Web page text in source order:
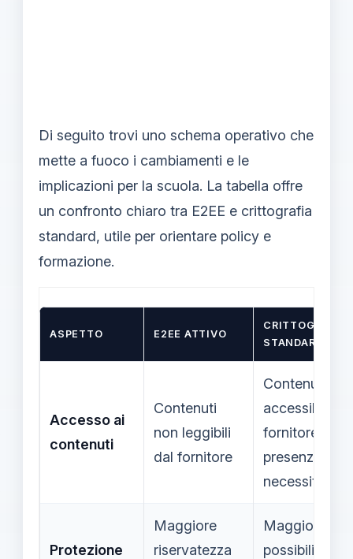
Di seguito trovi uno schema operativo che
mette a fuoco i cambiamenti e le
implicazioni per la scuola. La tabella offre
un confronto chiaro tra E2EE e crittografia
standard, utile per orientare policy e
formazione.
ASPETTO E2EE ATTIVO
CRITTOGRAFIA
STANDARD
Accesso ai
contenuti
Contenuti
non leggibili
dal fornitore
Contenuti
accessibili al
fornitore in
presenza di
necessità
Protezione
Maggiore
riservatezza
Maggiore
possibilità di